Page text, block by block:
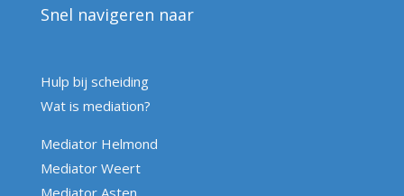
Snel navigeren naar
Hulp bij scheiding
Wat is mediation?
Mediator Helmond
Mediator Weert
Mediator Asten